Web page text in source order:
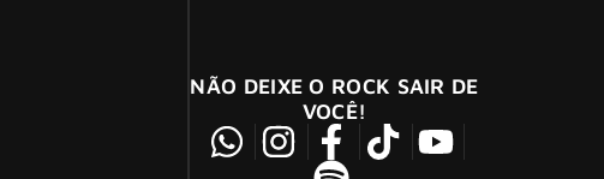
NÃO DEIXE O ROCK SAIR DE
VOCÊ!